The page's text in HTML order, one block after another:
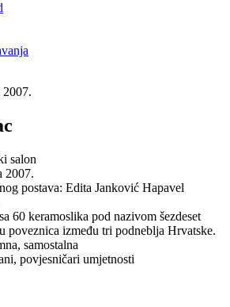
2007.
salon
2007.
postava: Edita Janković Hapavel
60 keramoslika pod nazivom šezdeset
poveznica između tri podneblja Hrvatske.
samostalna
povjesničari umjetnosti